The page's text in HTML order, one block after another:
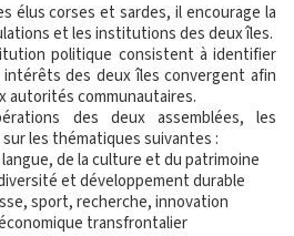
et les institutions des deux îles.
politique consistent à identifier
des deux îles convergent afin
autorités communautaires.
des deux assemblées, les
les thématiques suivantes :
de la culture et du patrimoine
et développement durable
sport, recherche, innovation
transfrontalier